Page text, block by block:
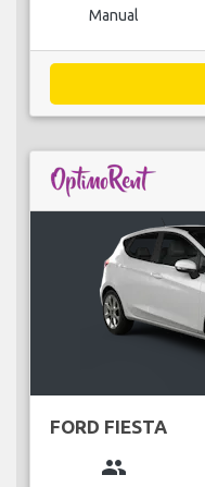
Manual
FORD FIESTA
group